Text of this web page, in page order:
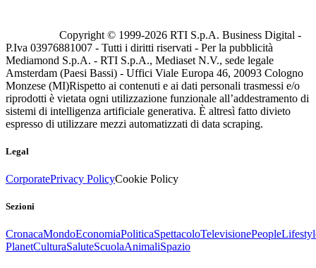
Copyright © 1999-2026 RTI S.p.A. Business Digital -
P.Iva 03976881007 - Tutti i diritti riservati - Per la pubblicità
Mediamond S.p.A. - RTI S.p.A., Mediaset N.V., sede legale
Amsterdam (Paesi Bassi) - Uffici Viale Europa 46, 20093 Cologno
Monzese (MI)Rispetto ai contenuti e ai dati personali trasmessi e/o
riprodotti è vietata ogni utilizzazione funzionale all’addestramento di
sistemi di intelligenza artificiale generativa. È altresì fatto divieto
espresso di utilizzare mezzi automatizzati di data scraping.
Legal
CorporatePrivacy PolicyCookie Policy
Sezioni
CronacaMondoEconomiaPoliticaSpettacoloTelevisionePeople
PlanetCulturaSaluteScuolaAnimaliSpazio